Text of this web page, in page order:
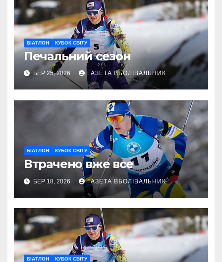
БІАТЛОН КУБОК СВІТУ
Печальний сезон
БЕР 25, 2026 ГАЗЕТА ВБОЛІВАЛЬНИК
БІАТЛОН КУБОК СВІТУ
Втрачено вже все
БЕР 18, 2026 ГАЗЕТА ВБОЛІВАЛЬНИК
БІАТЛОН КУБОК СВІТУ